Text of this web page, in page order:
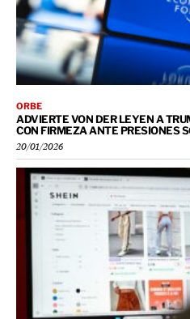
ORBE
ADVIERTE VON DER LEYEN A
CON FIRMEZA ANTE PRESIONES
20/01/2026